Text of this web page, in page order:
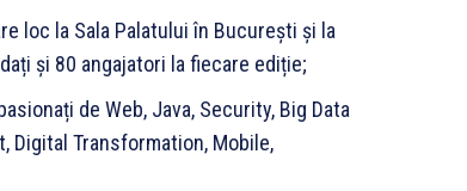
loc la Sala Palatului în București și la
și 80 angajatori la fiecare ediție;
de Web, Java, Security, Big Data
Digital Transformation, Mobile,